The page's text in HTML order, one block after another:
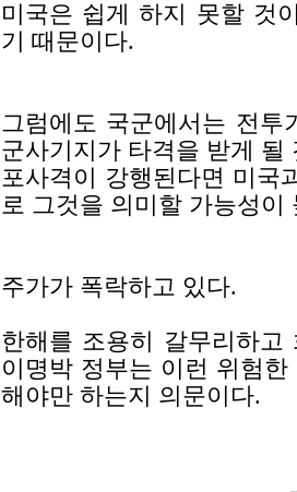
미국은 쉽게 하지 못할 것
기 때문이다.
그럼에도 국군에서는 전
군사기지가 타격을 받게 될
포사격이 강행된다면 미국
로 그것을 의미할 가능성이
주가가 폭락하고 있다.
한해를 조용히 갈무리하
이명박 정부는 이런 위험
해야만 하는지 의문이다.